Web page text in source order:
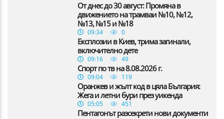
От днес до 30 август: Промяна в
движението на трамваи №10, №12,
№13, №15 и №18
09:34 0
Експлозии в Киев, трима загинали,
включително дете
09:16 49
Спорт по тв на 8.08.2026 г.
09:04 119
Оранжев и жълт код в цяла България:
Жега и летни бури през уикенда
05:05 451
Пентагонът разсекрети нови документи